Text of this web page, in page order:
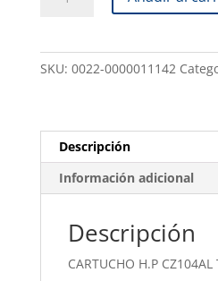
TRICOLOR
TC
SKU: 0022-0000011142
Descripción
Información adicional
Descripción
CARTUCHO H.P